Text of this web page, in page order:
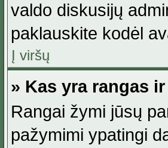
valdo diskusijų
paklauskite kodėl
Į viršų
» Kas yra rangas
Rangai žymi jūsų
pažymimi ypatingi